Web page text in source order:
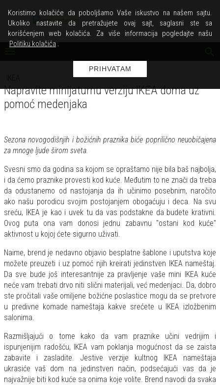
Napravite minijaturnu verziju IKEA doma uz
pomoć medenjaka
Sezona novogodišnjih i božićnih praznika biće poprilično neuobičajena
za mnoge ljude širom sveta.
Svesni smo da godina sa kojom se opraštamo nije bila baš najbolja,
i da ćemo praznike provesti kod kuće. Međutim to ne znači da treba
da odustanemo od nastojanja da ih učinimo posebnim, naročito
ako našu porodicu svojim postojanjem obogaćuju i deca. Na svu
sreću, IKEA je kao i uvek tu da vas podstakne da budete krativni.
Ovog puta ona vam donosi jednu zabavnu "ostani kod kuće"
aktivnost u kojoj ćete sigurno uživati.
Naime, brend je nedavno objavio besplatne šablone i uputstva koje
možete preuzeti i uz pomoć njih kreirati jedinstven IKEA nameštaj.
Da sve bude još interesantnije za pravljenje vaše mini IKEA kuće
neće vam trebati drvo niti slični materijali, već medenjaci. Da, dobro
ste pročitali vaše omiljene božićne poslastice mogu da se pretvore
u predivne komade nameštaja kakve srećete u IKEA izložbenim
salonima.
Razmišljajući o tome kako da vam praznike učini vedrijim i
ispunjenijim radošću, IKEA vam poklanja mogućnost da se zaista
zabavite i zasladite. Jestive verzije kultnog IKEA nameštaja
ukrasiće vaš dom na jedinstven način, podsećajući vas da je
najvažnije biti kod kuće sa onima koje volite. Brend navodi da svaka
Koristimo kolačiće da poboljšamo Vaše iskustvo na našem sajtu.
Ukoliko nastavite da pretražujete ovaj sajt, saglasni ste sa
korišćenjem web kolačića. Za više informacija pogledajte našu
Politiku kolačića .
PRIHVATAM